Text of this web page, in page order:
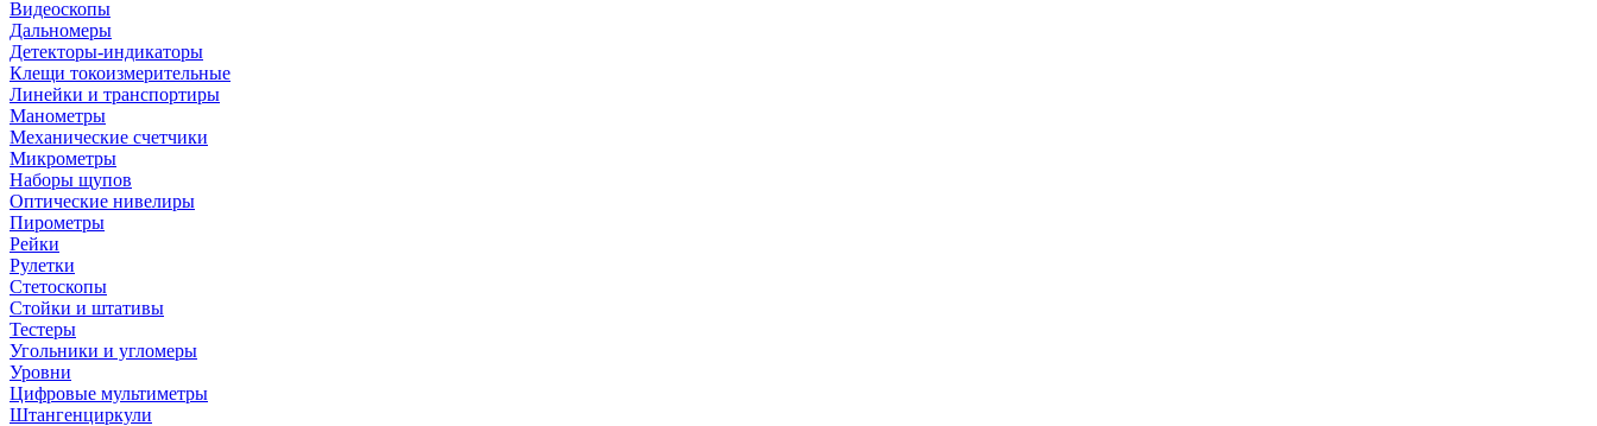
Видеоскопы
Дальномеры
Детекторы-индикаторы
Клещи токоизмерительные
Линейки и транспортиры
Манометры
Механические счетчики
Микрометры
Наборы щупов
Оптические нивелиры
Пирометры
Рейки
Рулетки
Стетоскопы
Стойки и штативы
Тестеры
Угольники и угломеры
Уровни
Цифровые мультиметры
Штангенциркули